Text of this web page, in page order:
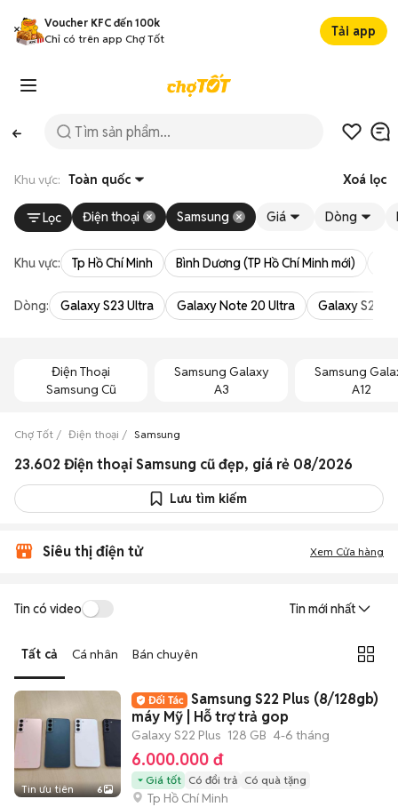
Voucher KFC đến 100k
Chỉ có trên app Chợ Tốt
Tải app
Khu vực: Toàn quốc Xoá lọc
Lọc Điện thoại Samsung Giá Dòng
Khu vực: Tp Hồ Chí Minh Bình Dương (TP Hồ Chí Minh mới)
Dòng: Galaxy S23 Ultra Galaxy Note 20 Ultra Galaxy S24
Điện Thoại
Samsung Cũ
Samsung Galaxy
A3
Samsung
A12
Chợ Tốt Điện thoại Samsung
23.602 Điện thoại Samsung cũ đẹp, giá rẻ 08/2026
Lưu tìm kiếm
Siêu thị điện tử Xem Cửa hàng
Tin có video Tin mới nhất
Tất cả Cá nhân Bán chuyên
Tin ưu tiên 6
Samsung S22 Plus (8/128gb)
máy Mỹ | Hỗ trợ trả gop
Galaxy S22 Plus 128 GB 4-6 tháng
6.000.000 đ
Giá tốt Có đổi trả Có quà tặng
Tp Hồ Chí Minh